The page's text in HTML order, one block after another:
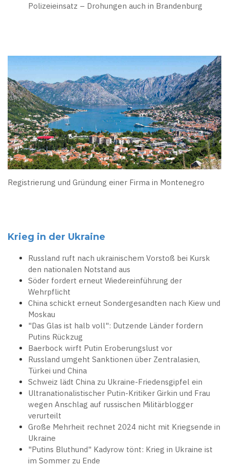
Polizeieinsatz – Drohungen auch in Brandenburg
Registrierung und Gründung einer Firma in Montenegro
Krieg in der Ukraine
Russland ruft nach ukrainischem Vorstoß bei Kursk
den nationalen Notstand aus
Söder fordert erneut Wiedereinführung der
Wehrpflicht
China schickt erneut Sondergesandten nach Kiew und
Moskau
"Das Glas ist halb voll": Dutzende Länder fordern
Putins Rückzug
Baerbock wirft Putin Eroberungslust vor
Russland umgeht Sanktionen über Zentralasien,
Türkei und China
Schweiz lädt China zu Ukraine-Friedensgipfel ein
Ultranationalistischer Putin-Kritiker Girkin und Frau
wegen Anschlag auf russischen Militärblogger
verurteilt
Große Mehrheit rechnet 2024 nicht mit Kriegsende in
Ukraine
"Putins Bluthund" Kadyrow tönt: Krieg in Ukraine ist
im Sommer zu Ende